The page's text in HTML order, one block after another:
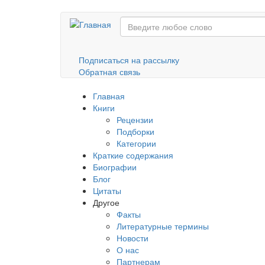
Подписаться на рассылку
Обратная связь
Главная
Книги
Рецензии
Подборки
Категории
Краткие содержания
Биографии
Блог
Цитаты
Другое
Факты
Литературные термины
Новости
О нас
Партнерам